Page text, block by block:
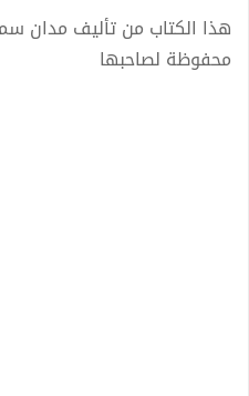
هذا الكتاب من تأليف مدان
محفوظة لصاحبها